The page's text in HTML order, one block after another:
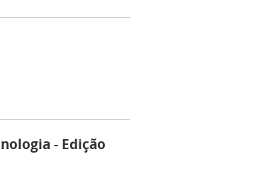
- Edição